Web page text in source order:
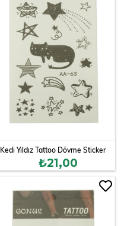
Kedi Yıldız Tattoo Dövme Sticker
₺21,00